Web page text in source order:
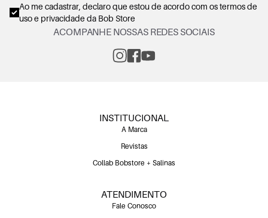
Ao me cadastrar, declaro que estou de acordo com ostermos de
uso e privacidadeda Bob Store
ACOMPANHE NOSSAS REDES SOCIAIS
INSTITUCIONAL
A Marca
Revistas
Collab Bobstore + Salinas
ATENDIMENTO
Fale Conosco